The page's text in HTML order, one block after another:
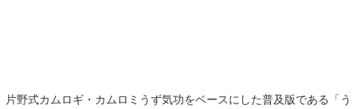
片野式カムロギ・カムロミうず気功をベースにした普及版である「う